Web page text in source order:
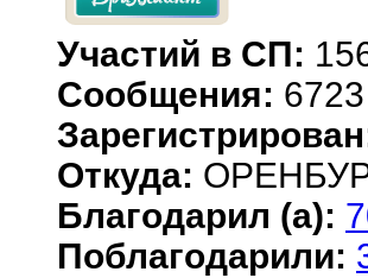
Участий в СП:
Сообщения: 6723
Откуда:
Благодарил (а):
Поблагодарили: